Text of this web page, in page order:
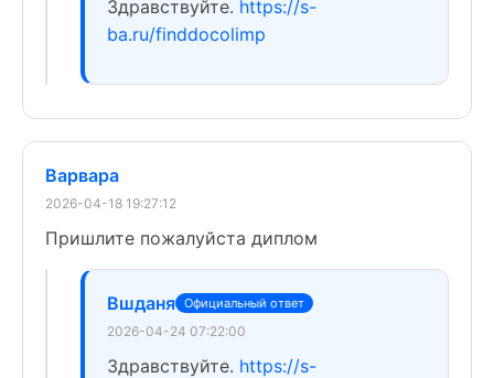
Здравствуйте. https://s-
ba.ru/finddocolimp
Варвара
2026-04-18 19:27:12
Пришлите пожалуйста диплом
Вшданя Официальный ответ
2026-04-24 07:22:00
Здравствуйте. https://s-